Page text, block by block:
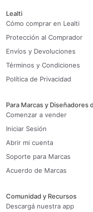
Lealti
Cómo comprar en Lealti
Protección al Comprador
Envíos y Devoluciones
Términos y Condiciones
Política de Privacidad
Para Marcas y Diseñadores
Comenzar a vender
Iniciar Sesión
Abrir mi cuenta
Soporte para Marcas
Acuerdo de Marcas
Comunidad y Recursos
Descargá nuestra app